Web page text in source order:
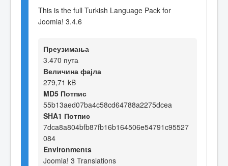
This is the full Turkish Language Pack for
Joomla! 3.4.6
Преузимања
3.470 пута
Величина фајла
279,71 kB
MD5 Потпис
55b13aed07ba4c58cd64788a2275dcea
SHA1 Потпис
7dca8a804bfb87fb16b164506e54791c95527
084
Environments
Joomla! 3 Translations